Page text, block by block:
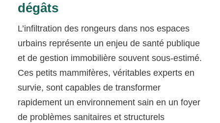
dégâts
L’infiltration des rongeurs dans nos espaces
urbains représente un enjeu de santé publique
et de gestion immobilière souvent sous-estimé.
Ces petits mammifères, véritables experts en
survie, sont capables de transformer
rapidement un environnement sain en un foyer
de problèmes sanitaires et structurels